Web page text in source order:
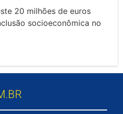
20 milhões de euros
socioeconômica no